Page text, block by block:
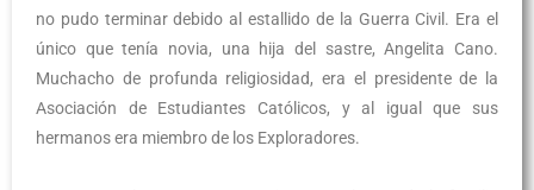
no pudo terminar debido al estallido de la Guerra Civil. Era el
único que tenía novia, una hija del sastre, Angelita Cano.
Muchacho de profunda religiosidad, era el presidente de la
Asociación de Estudiantes Católicos, y al igual que sus
hermanos era miembro de los Exploradores.